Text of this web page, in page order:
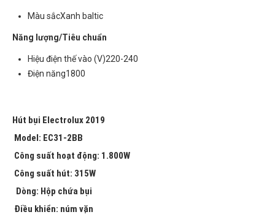
Màu sắcXanh baltic
Năng lượng/Tiêu chuẩn
Hiệu điện thế vào (V)220-240
Điện năng1800
Hút bụi Electrolux 2019
Model: EC31-2BB
Công suất hoạt động: 1.800W
Công suất hút: 315W
Dòng: Hộp chứa bụi
Điều khiển: núm vặn